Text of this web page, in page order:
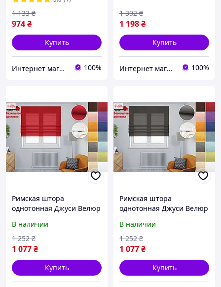
974₴
1 133 ₴
Купить
Интернет магазин штор Танова 100%
1 198₴
1 392 ₴
Купить
Интернет магазин штор Танова 100%
Римская штора
однотонная Джуси Велюр
шторы на кухню
В наличии
1 077₴
1 252 ₴
Купить
Римская штора
однотонная Джуси Велюр
шторы на кухню
В наличии
1 077₴
1 252 ₴
Купить